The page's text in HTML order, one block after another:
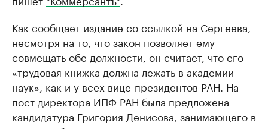
Как сообщает издание со ссылкой на Сергеева,
несмотря на то, что закон позволяет ему
совмещать обе должности, он считает, что его
«трудовая книжка должна лежать в академии
наук», как и у всех вице-президентов РАН. На
пост директора ИПФ РАН была предложена
кандидатура Григория Денисова, занимающего в